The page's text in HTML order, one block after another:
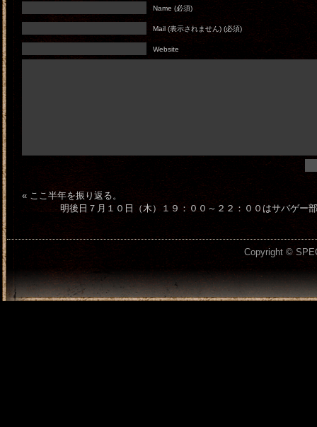
Name (必須)
Mail (表示されません) (必須)
Website
« ここ半年を振り返る。
明後日７月１０日（木）１９：００～２２：００はサバゲー
Copyright ©